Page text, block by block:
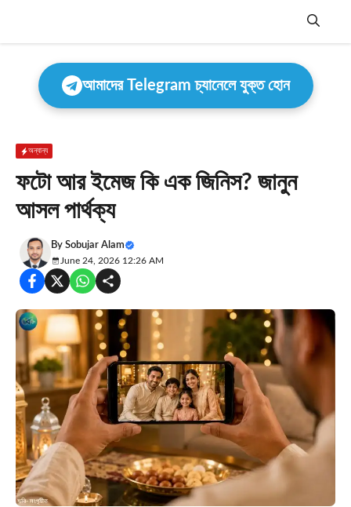
Menu
আমাদের Telegram চ্যানেলে যুক্ত হোন
অন্যান্য
ফটো আর ইমেজ কি এক জিনিস? জানুন
আসল পার্থক্য
By Sobujar Alam
June 24, 2026 12:26 AM